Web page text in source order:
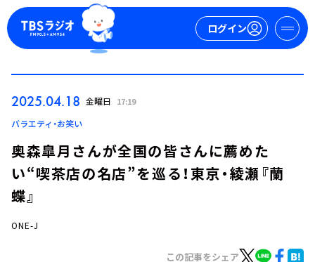
ログイン
ログイン
2025.04.18 金曜日 17:19
バラエティ・お笑い
奥森皐月さんが全国の皆さんに薦めた
い“喫茶店の名店”を巡る！東京・綾瀬『蘭
蝶』
ONE-J
この記事をシェア